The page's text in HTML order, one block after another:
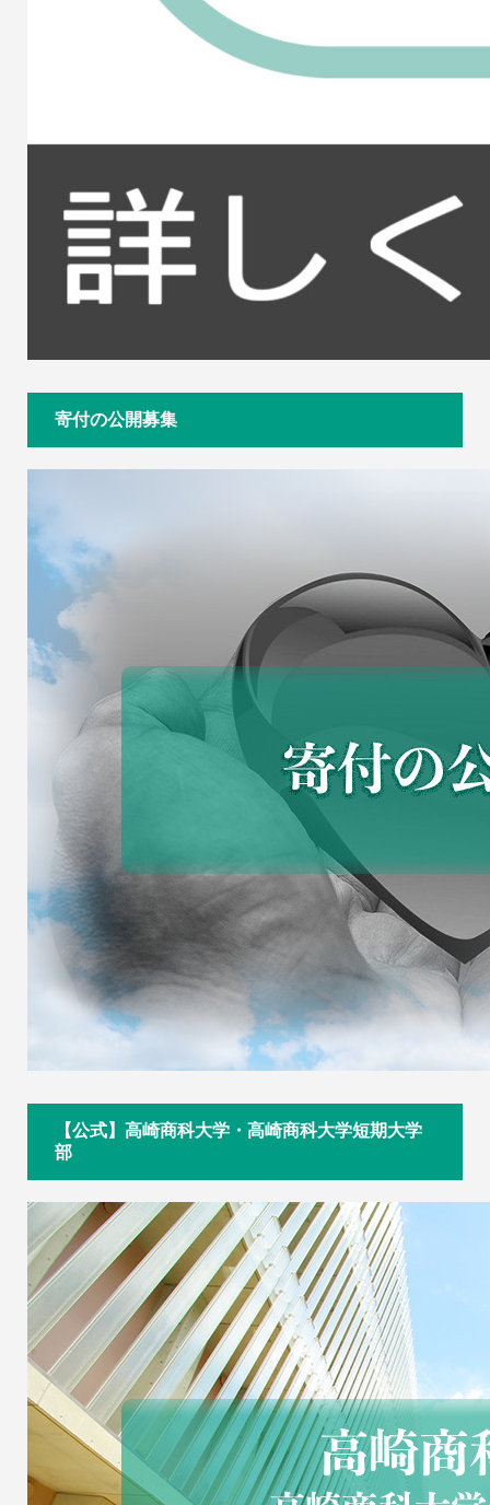
寄付の公開募集
【公式】高崎商科大学・高崎商科大学短期大学
部